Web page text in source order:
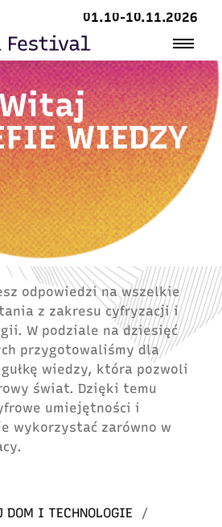
01.10-10.11.2026
WIEDZY
odpowiedzi na wszelkie
z zakresu cyfryzacji i
W podziale na dziesięć
przygotowaliśmy dla
wiedzy, która pozwoli
świat. Dzięki temu
umiejętności i
wykorzystać zarówno w
DOM I TECHNOLOGIE
/